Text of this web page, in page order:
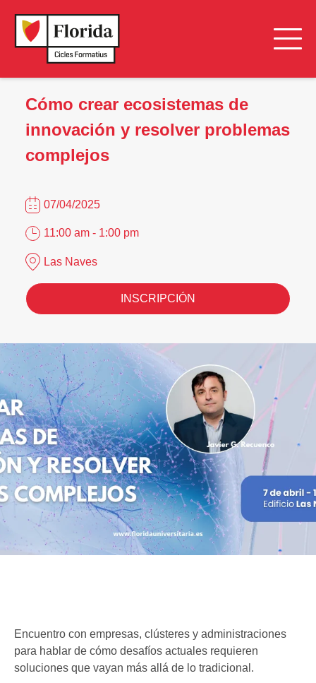
Cómo crear ecosistemas de
innovación y resolver problemas
complejos
07/04/2025
11:00 am - 1:00 pm
Las Naves
INSCRIPCIÓN
Encuentro con empresas, clústeres y administraciones
para hablar de cómo desafíos actuales requieren
soluciones que vayan más allá de lo tradicional.